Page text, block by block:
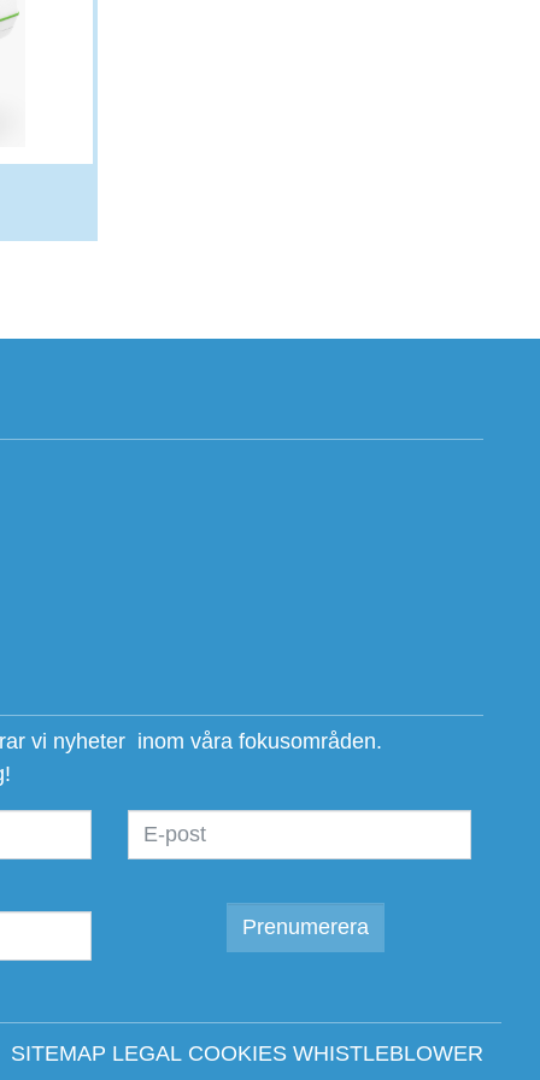
vi nyheter inom våra fokusområden.
SITEMAP LEGAL COOKIES WHISTLEBLOWER